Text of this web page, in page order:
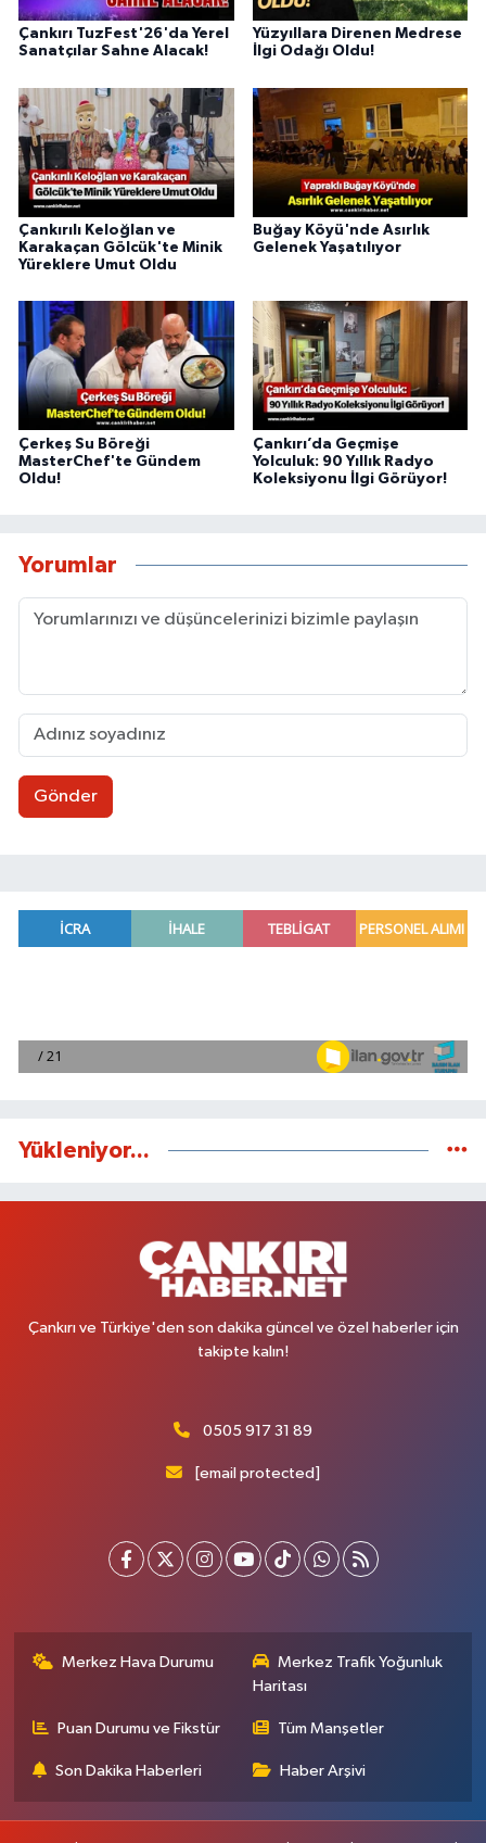
Çankırı TuzFest'26'da Yerel
Sanatçılar Sahne Alacak!
Yüzyıllara Direnen Medrese
İlgi Odağı Oldu!
Çankırılı Keloğlan ve
Karakaçan Gölcük'te Minik
Yüreklere Umut Oldu
Buğay Köyü'nde Asırlık
Gelenek Yaşatılıyor
Çerkeş Su Böreği
MasterChef'te Gündem
Oldu!
Çankırı’da Geçmişe
Yolculuk: 90 Yıllık Radyo
Koleksiyonu İlgi Görüyor!
Yorumlar
Gönder
Yükleniyor...
Çankırı ve Türkiye'den son dakika güncel ve özel haberler için
takipte kalın!
0505 917 31 89
[email protected]
Merkez Hava Durumu
Merkez Trafik Yoğunluk
Haritası
Puan Durumu ve Fikstür Tüm Manşetler
Son Dakika Haberleri Haber Arşivi